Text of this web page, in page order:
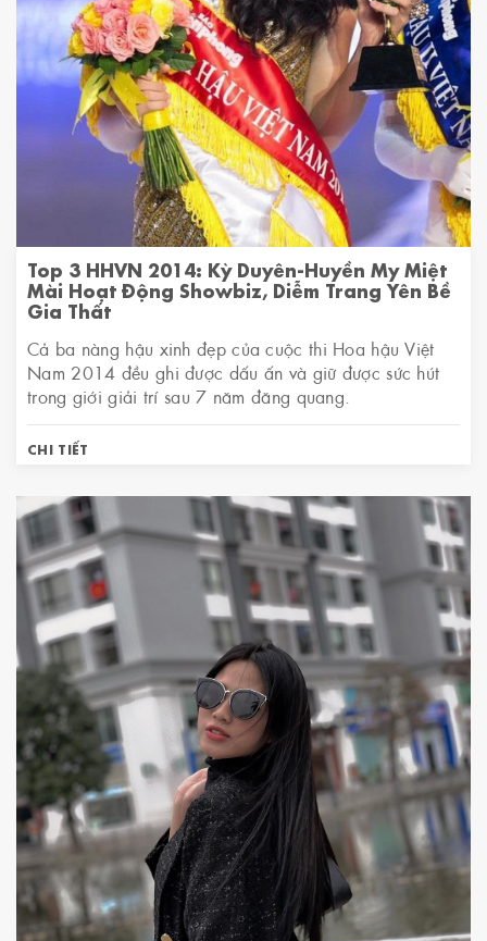
Top 3 HHVN 2014: Kỳ Duyên-Huyền My Miệt
Mài Hoạt Động Showbiz, Diễm Trang Yên Bề
Gia Thất
Cả ba nàng hậu xinh đẹp của cuộc thi Hoa hậu Việt
Nam 2014 đều ghi được dấu ấn và giữ được sức hút
trong giới giải trí sau 7 năm đăng quang.
CHI TIẾT